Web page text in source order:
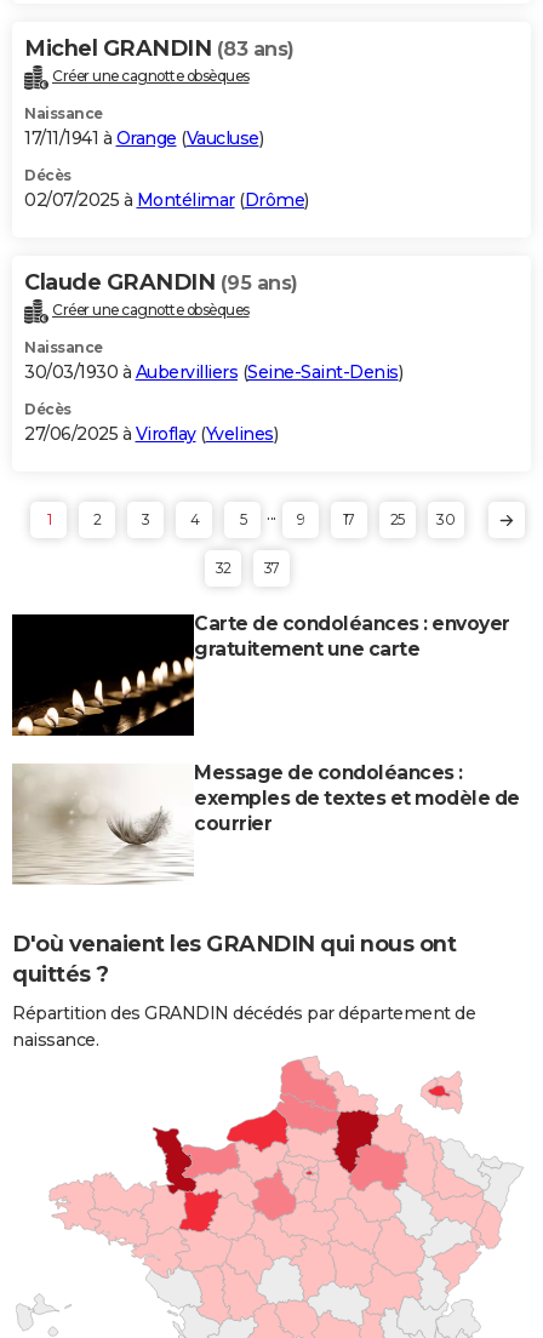
Michel GRANDIN (83 ans)
Créer une cagnotte obsèques
Naissance
17/11/1941 à Orange (Vaucluse)
Décès
02/07/2025 à Montélimar(Drôme)
Claude GRANDIN (95 ans)
Créer une cagnotte obsèques
Naissance
30/03/1930 à Aubervilliers (Seine-Saint-Denis)
Décès
27/06/2025 à Viroflay(Yvelines)
1 2 3 4 5 ... 9 17 25 30
32 37
Carte de condoléances : envoyer
gratuitement une carte
Message de condoléances :
exemples de textes et modèle de
courrier
D'où venaient les GRANDIN qui nous ont
quittés ?
Répartition des GRANDIN décédés par département de
naissance.